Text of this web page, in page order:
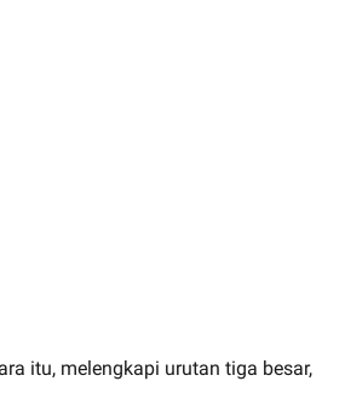
itu, melengkapi urutan tiga besar,